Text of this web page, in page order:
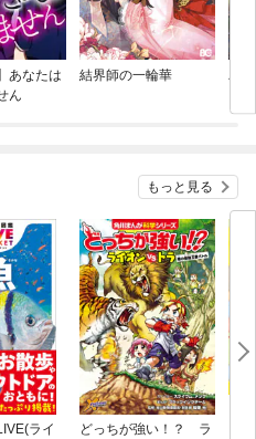
ては不要な情報を含んでいる場合が
表記・表現の場合があります。株式
あなたは
ん
結界師の一輪華
バ
今
もっと見る
ライ
どっちが強い！？ ラ